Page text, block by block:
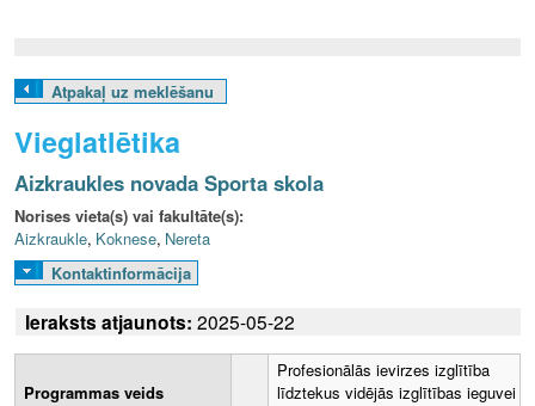
L
V
Atpakaļ uz meklēšanu
Vieglatlētika
Aizkraukles novada Sporta skola
Norises vieta(s) vai fakultāte(s):
Aizkraukle, Koknese, Nereta
Kontaktinformācija
Ieraksts atjaunots: 2025-05-22
Programmas veids
Profesionālās ievirzes izglītība
līdztekus vidējās izglītības ieguvei